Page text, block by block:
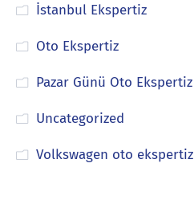
İstanbul Ekspertiz
Oto Ekspertiz
Pazar Günü Oto Ekspertiz
Uncategorized
Volkswagen oto ekspertiz